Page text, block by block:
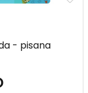
- pisana